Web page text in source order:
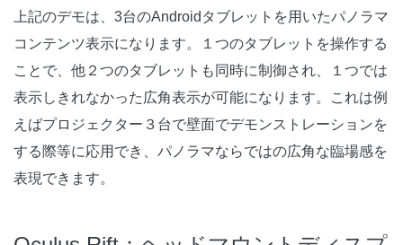
上記のデモは、3台のAndroidタブレットを用いたパノラマ
コンテンツ表示になります。１つのタブレットを操作する
ことで、他２つのタブレットも同時に制御され、１つでは
表示しきれなかった広角表示が可能になります。これは例
えばプロジェクター３台で壁面でデモンストレーションを
する際等に応用でき、パノラマならではの広角な臨場感を
表現できます。